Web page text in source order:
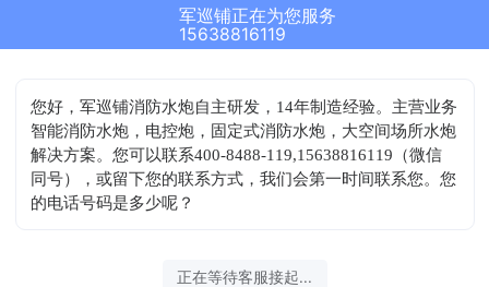
军巡铺正在为您服务
15638816119
您好，军巡铺消防水炮自主研发，14年制造经验。主营业务
智能消防水炮，电控炮，固定式消防水炮，大空间场所水炮
解决方案。您可以联系400-8488-119,15638816119（微信
同号），或留下您的联系方式，我们会第一时间联系您。您
的电话号码是多少呢？
正在等待客服接起...